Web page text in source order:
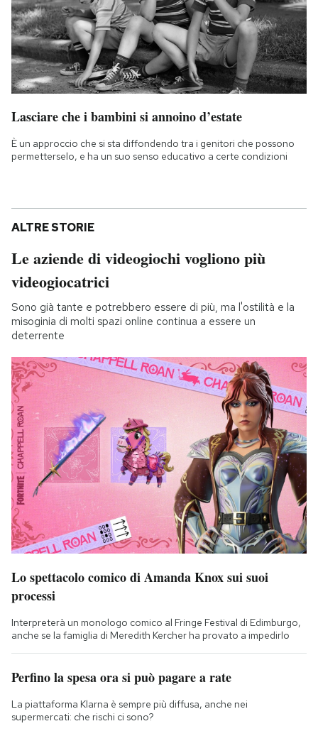
Lasciare che i bambini si annoino d’estate
È un approccio che si sta diffondendo tra i genitori che possono
permetterselo, e ha un suo senso educativo a certe condizioni
ALTRE STORIE
Le aziende di videogiochi vogliono più
videogiocatrici
Sono già tante e potrebbero essere di più, ma l'ostilità e la
misoginia di molti spazi online continua a essere un
deterrente
Lo spettacolo comico di Amanda Knox sui suoi
processi
Interpreterà un monologo comico al Fringe Festival di Edimburgo,
anche se la famiglia di Meredith Kercher ha provato a impedirlo
Perfino la spesa ora si può pagare a rate
La piattaforma Klarna è sempre più diffusa, anche nei
supermercati: che rischi ci sono?